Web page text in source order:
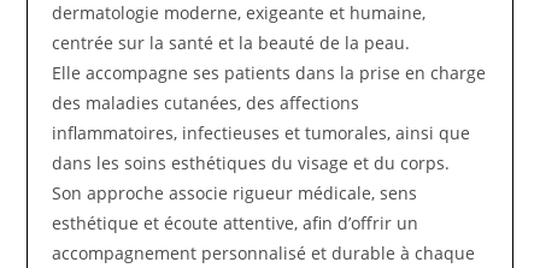
dermatologie moderne, exigeante et humaine,
centrée sur la santé et la beauté de la peau.
Elle accompagne ses patients dans la prise en charge
des maladies cutanées, des affections
inflammatoires, infectieuses et tumorales, ainsi que
dans les soins esthétiques du visage et du corps.
Son approche associe rigueur médicale, sens
esthétique et écoute attentive, afin d’offrir un
accompagnement personnalisé et durable à chaque